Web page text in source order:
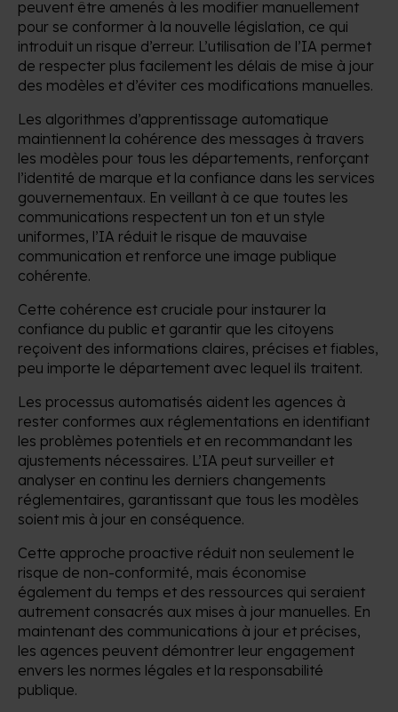
peuvent être amenés à les modifier manuellement
pour se conformer à la nouvelle législation, ce qui
introduit un risque d’erreur. L’utilisation de l’IA permet
de respecter plus facilement les délais de mise à jour
des modèles et d’éviter ces modifications manuelles.
Les algorithmes d’apprentissage automatique
maintiennent la cohérence des messages à travers
les modèles pour tous les départements, renforçant
l’identité de marque et la confiance dans les services
gouvernementaux. En veillant à ce que toutes les
communications respectent un ton et un style
uniformes, l’IA réduit le risque de mauvaise
communication et renforce une image publique
cohérente.
Cette cohérence est cruciale pour instaurer la
confiance du public et garantir que les citoyens
reçoivent des informations claires, précises et fiables,
peu importe le département avec lequel ils traitent.
Les processus automatisés aident les agences à
rester conformes aux réglementations en identifiant
les problèmes potentiels et en recommandant les
ajustements nécessaires. L’IA peut surveiller et
analyser en continu les derniers changements
réglementaires, garantissant que tous les modèles
soient mis à jour en conséquence.
Cette approche proactive réduit non seulement le
risque de non-conformité, mais économise
également du temps et des ressources qui seraient
autrement consacrés aux mises à jour manuelles. En
maintenant des communications à jour et précises,
les agences peuvent démontrer leur engagement
envers les normes légales et la responsabilité
publique.